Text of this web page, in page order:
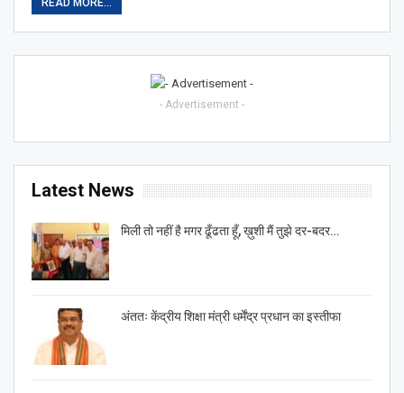
READ MORE...
- Advertisement -
Latest News
मिली तो नहीं है मगर ढूँढता हूँ, ख़ुशी मैं तुझे दर-बदर…
अंततः केंद्रीय शिक्षा मंत्री धर्मेंद्र प्रधान का इस्तीफा